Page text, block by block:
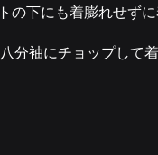
の下にも着膨れせ
分袖にチョップして